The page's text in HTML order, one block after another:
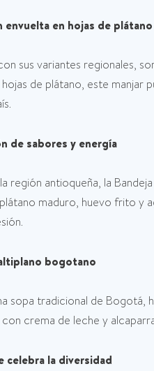
envuelta en hojas de plátano
sus variantes regionales,
de plátano, este manjar
de sabores y energía
región antioqueña, la
maduro, huevo frito y
bogotano
sopa tradicional de Bogotá,
crema de leche y
celebra la diversidad